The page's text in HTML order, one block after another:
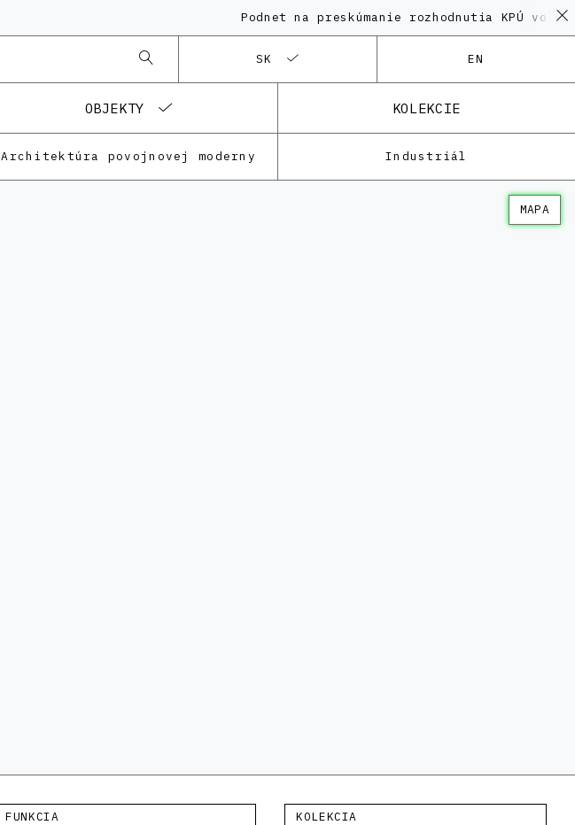
Podnet na preskúmanie rozhodnutia KPÚ vo veci
SK EN
OBJEKTY KOLEKCIE
Architektúra povojnovej moderny Industriál
MAPA
FUNKCIA KOLEKCIA